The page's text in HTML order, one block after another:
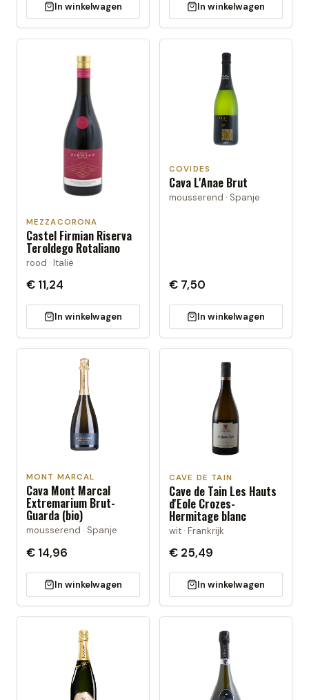
In winkelwagen In winkelwagen
MEZZACORONA
Castel Firmian Riserva
Teroldego Rotaliano
rood · Italië
€ 11,24
In winkelwagen
COVIDES
Cava L'Anae Brut
mousserend · Spanje
€ 7,50
In winkelwagen
MONT MARCAL
Cava Mont Marcal
Extremarium Brut-
Guarda (bio)
mousserend · Spanje
€ 14,96
In winkelwagen
CAVE DE TAIN
Cave de Tain Les Hauts
d'Eole Crozes-
Hermitage blanc
wit · Frankrijk
€ 25,49
In winkelwagen